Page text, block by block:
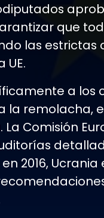
que
las estrictas
a los
la remolacha,
La Comisión
2016, Ucrania